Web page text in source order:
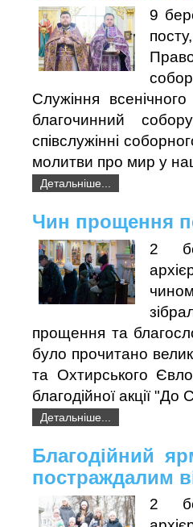
9
Служіння
благочинний
співслужінні
молитви про мир у
Детальніше...
Чин прощення
2
прощення та
було прочитано
та Охтирського
благодійної акції "До
Детальніше...
Благодійний
постраждалим
2